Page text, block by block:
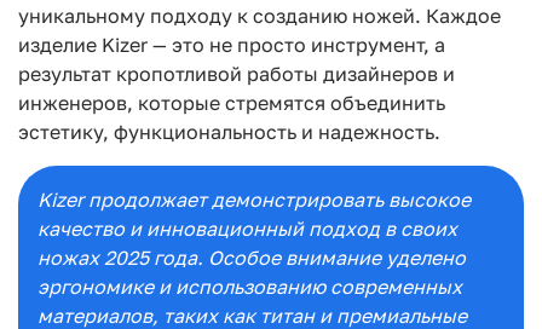
уникальному подходу к созданию ножей. Каждое
изделие Kizer — это не просто инструмент, а
результат кропотливой работы дизайнеров и
инженеров, которые стремятся объединить
эстетику, функциональность и надежность.
Kizer продолжает демонстрировать высокое
качество и инновационный подход в своих
ножах 2025 года. Особое внимание уделено
эргономике и использованию современных
материалов, таких как титан и премиальные